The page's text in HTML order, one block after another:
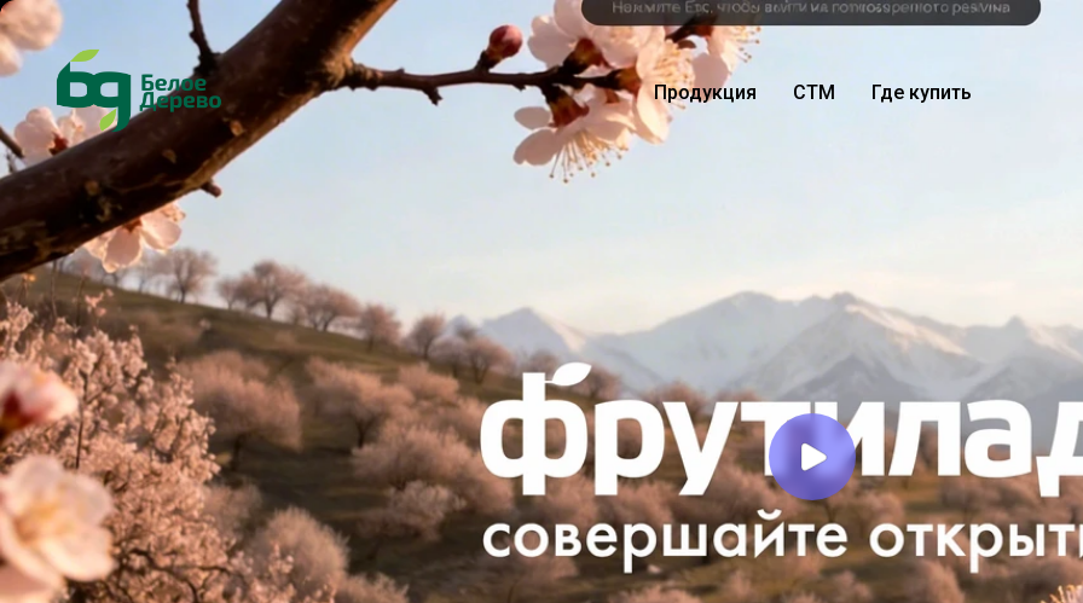
Продукция СТМ Где купить